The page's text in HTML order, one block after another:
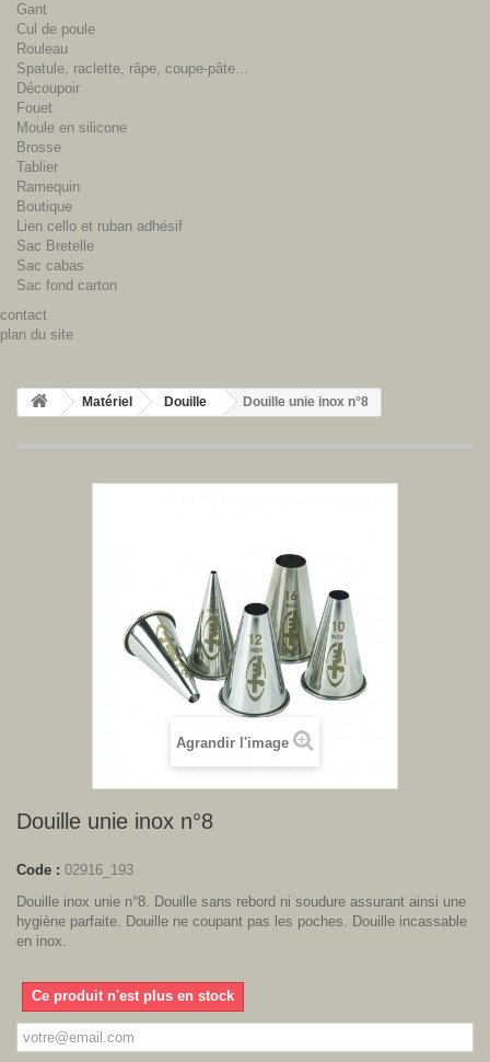
Gant
Cul de poule
Rouleau
Spatule, raclette, râpe, coupe-pâte...
Découpoir
Fouet
Moule en silicone
Brosse
Tablier
Ramequin
Boutique
Lien cello et ruban adhésif
Sac Bretelle
Sac cabas
Sac fond carton
contact
plan du site
Matériel Douille Douille unie inox n°8
Agrandir l'image
Douille unie inox n°8
Code : 02916_193
Douille inox unie n°8. Douille sans rebord ni soudure assurant ainsi une
hygiène parfaite. Douille ne coupant pas les poches. Douille incassable
en inox.
Ce produit n'est plus en stock